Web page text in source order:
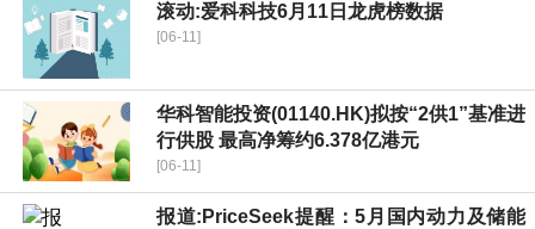
滚动:爱科科技6月11日龙虎榜数据
[06-11]
华科智能投资(01140.HK)拟按“2供1”基准进
行供股 最高净筹约6.378亿港元
[06-11]
报道:PriceSeek提醒：5月国内动力及储能